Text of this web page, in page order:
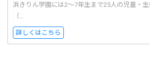
浜きりん学園には2〜7年生まで25人の児童・
（...
詳しくはこちら